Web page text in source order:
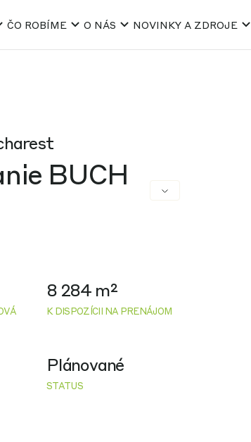
ČO ROBÍME O NÁS NOVINKY A ZDROJE
BUCH
8 284 m²
K DISPOZÍCII NA PRENÁJOM
Plánované
STATUS